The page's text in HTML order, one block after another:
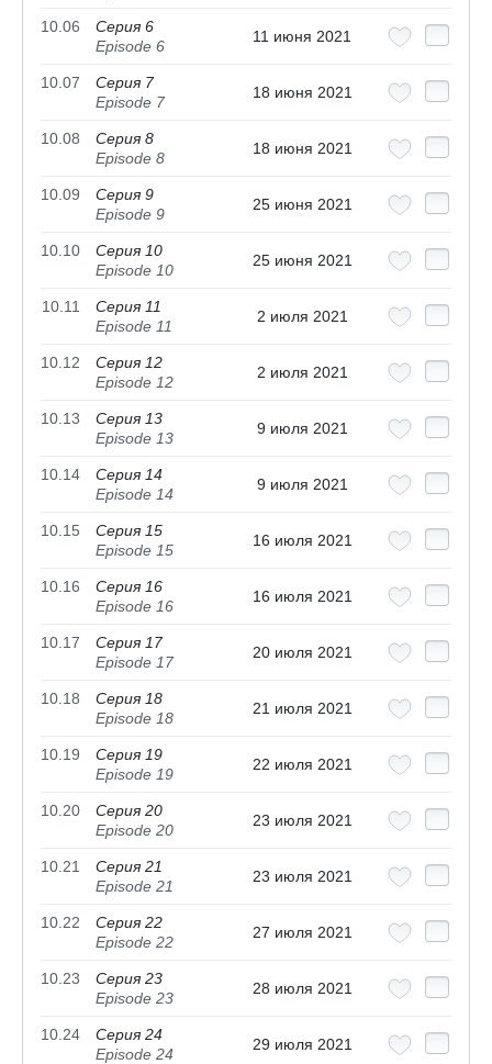
10.06
Серия 6
Episode 6
11 июня 2021
10.07
Серия 7
Episode 7
18 июня 2021
10.08
Серия 8
Episode 8
18 июня 2021
10.09
Серия 9
Episode 9
25 июня 2021
10.10
Серия 10
Episode 10
25 июня 2021
10.11
Серия 11
Episode 11
2 июля 2021
10.12
Серия 12
Episode 12
2 июля 2021
10.13
Серия 13
Episode 13
9 июля 2021
10.14
Серия 14
Episode 14
9 июля 2021
10.15
Серия 15
Episode 15
16 июля 2021
10.16
Серия 16
Episode 16
16 июля 2021
10.17
Серия 17
Episode 17
20 июля 2021
10.18
Серия 18
Episode 18
21 июля 2021
10.19
Серия 19
Episode 19
22 июля 2021
10.20
Серия 20
Episode 20
23 июля 2021
10.21
Серия 21
Episode 21
23 июля 2021
10.22
Серия 22
Episode 22
27 июля 2021
10.23
Серия 23
Episode 23
28 июля 2021
10.24
Серия 24
Episode 24
29 июля 2021